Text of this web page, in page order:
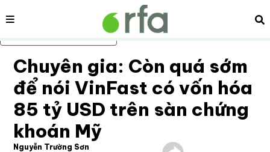
Bỏ qua nội dung chính
Nội dung
Chuyên gia: Còn quá sớm
để nói VinFast có vốn hóa
85 tỷ USD trên sàn chứng
khoán Mỹ
Nguyễn Trường Sơn